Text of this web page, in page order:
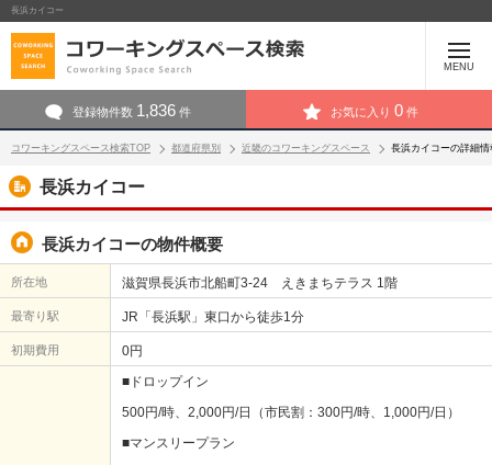
長浜カイコー
MENU
登録物件数 1,836 件 お気に入り 0 件
コワーキングスペース検索TOP 都道府県別 近畿のコワーキングスペース 長浜カイコーの詳細情
長浜カイコー
長浜カイコーの物件概要
所在地 滋賀県長浜市北船町3-24 えきまちテラス 1階
最寄り駅 JR「長浜駅」東口から徒歩1分
初期費用 0円
■ドロップイン
500円/時、2,000円/日（市民割：300円/時、1,000円/日）
■マンスリープラン